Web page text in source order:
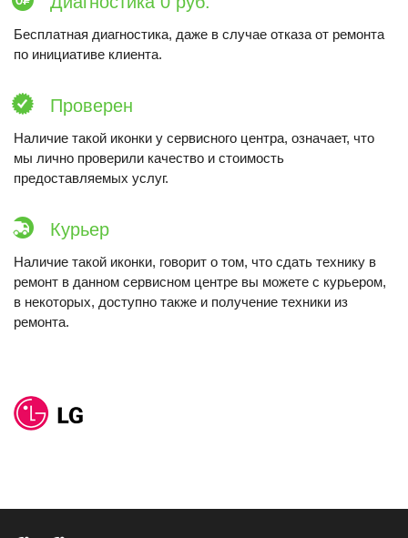
Бесплатная диагностика, даже в случае отказа от ремонта
по инициативе клиента.
Проверен
Наличие такой иконки у сервисного центра, означает, что
мы лично проверили качество и стоимость
предоставляемых услуг.
Курьер
Наличие такой иконки, говорит о том, что сдать технику в
ремонт в данном сервисном центре вы можете с курьером,
в некоторых, доступно также и получение техники из
ремонта.